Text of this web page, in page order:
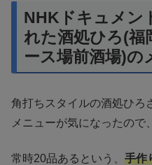
NHKドキュメン
れた酒処ひろ(福
ース場前酒場)の
角打ちスタイルの酒処ひろ
メニューが気になったので
常時20品あるという、 手作